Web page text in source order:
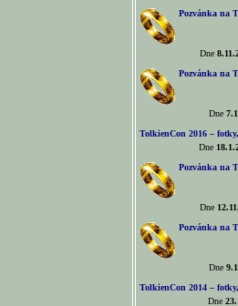
Pozvánka na
Dne
Pozvánka na
Dne
TolkienCon 2016 –
Dne
Pozvánka na
Dne
Pozvánka na
Dne
TolkienCon 2014 –
Dne